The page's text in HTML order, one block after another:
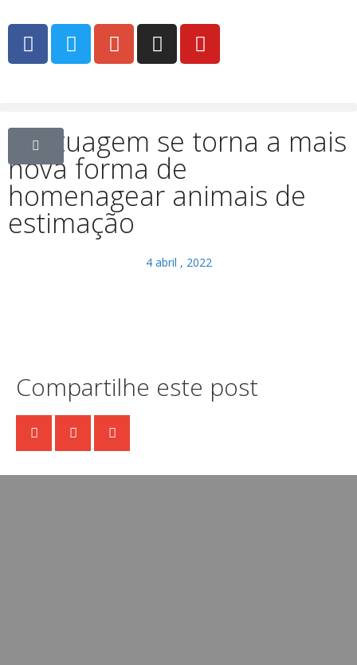
A tatuagem se torna a mais
nova forma de
homenagear animais de
estimação
4 abril , 2022
Compartilhe este post